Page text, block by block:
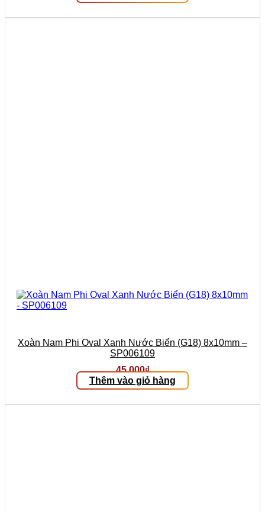
Xoàn Nam Phi Oval Xanh Nước Biển (G18) 8x10mm –
SP006109
45.000₫
Thêm vào giỏ hàng